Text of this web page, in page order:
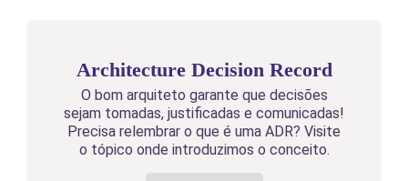
Architecture Decision Record
O bom arquiteto garante que decisões
sejam tomadas, justificadas e comunicadas!
Precisa relembrar o que é uma ADR? Visite
o tópico onde introduzimos o conceito.